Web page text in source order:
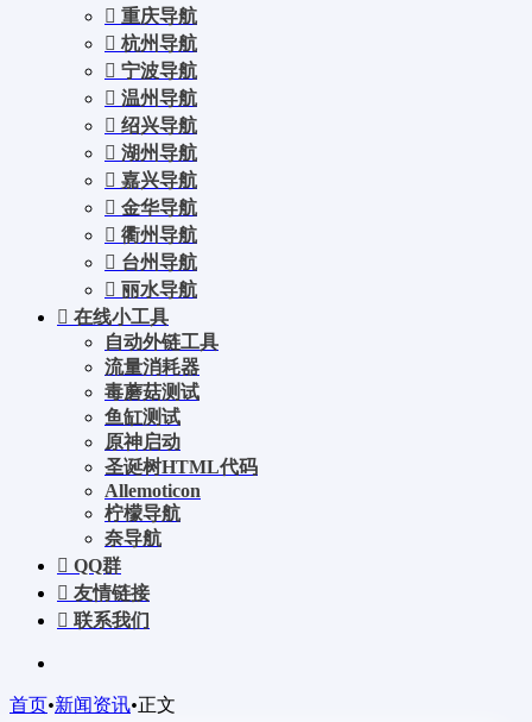
重庆导航
杭州导航
宁波导航
温州导航
绍兴导航
湖州导航
嘉兴导航
金华导航
衢州导航
台州导航
丽水导航
在线小工具
自动外链工具
流量消耗器
毒蘑菇测试
鱼缸测试
原神启动
圣诞树HTML代码
Allemoticon
柠檬导航
奈导航
QQ群
友情链接
联系我们
首页•新闻资讯•正文